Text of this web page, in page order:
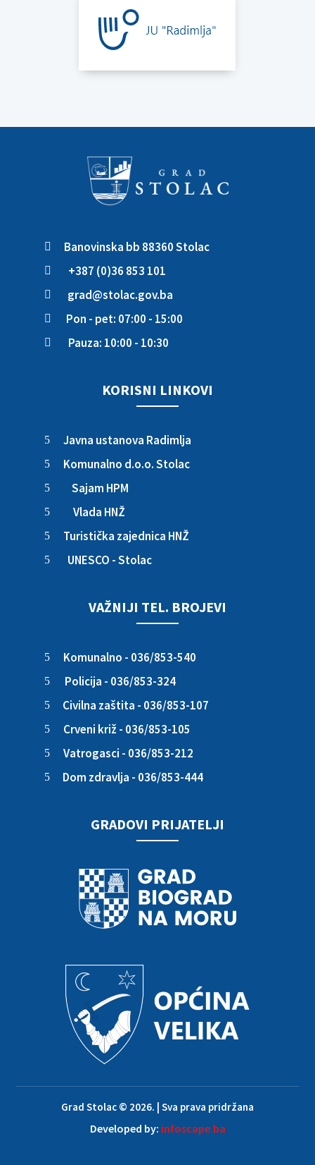
 Banovinska bb 88360 Stolac
 +387 (0)36 853 101
 grad@stolac.gov.ba
 Pon - pet: 07:00 - 15:00
 Pauza: 10:00 - 10:30
KORISNI LINKOVI
5 Javna ustanova Radimlja
5 Komunalno d.o.o. Stolac
5 Sajam HPM
5 Vlada HNŽ
5 Turistička zajednica HNŽ
5 UNESCO - Stolac
VAŽNIJI TEL. BROJEVI
5 Komunalno - 036/853-540
5 Policija - 036/853-324
5 Civilna zaštita - 036/853-107
5 Crveni križ - 036/853-105
5 Vatrogasci - 036/853-212
5 Dom zdravlja - 036/853-444
GRADOVI PRIJATELJI
Grad Stolac © 2026. | Sva prava pridržana
Developed by: infoscape.ba